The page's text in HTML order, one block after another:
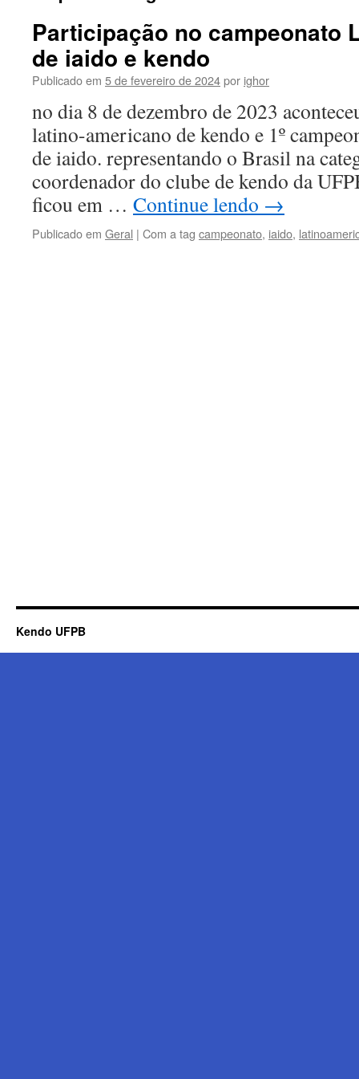
Participação no campeonato
de iaido e kendo
Publicado em 5 de fevereiro de 2024por ighor
no dia 8 de dezembro de 2023
latino-americano de kendo e 1º
de iaido. representando o Brasil na
coordenador do clube de kendo da
ficou em … Continue lendo →
Publicado em Geral | Com a tag campeonato, iaido,
Kendo UFPB